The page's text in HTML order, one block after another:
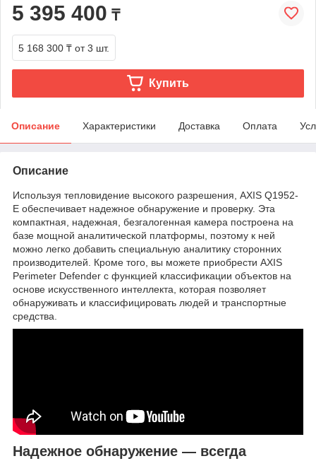
5 395 400 ₸
5 168 300 ₸ от 3 шт.
Купить
Описание Характеристики Доставка Оплата
Описание
Используя тепловидение высокого разрешения, AXIS Q1952-
E обеспечивает надежное обнаружение и проверку. Эта
компактная, надежная, безгалогенная камера построена на
базе мощной аналитической платформы, поэтому к ней
можно легко добавить специальную аналитику сторонних
производителей. Кроме того, вы можете приобрести AXIS
Perimeter Defender с функцией классификации объектов на
основе искусственного интеллекта, которая позволяет
обнаруживать и классифицировать людей и транспортные
средства.
Надежное обнаружение — всегда